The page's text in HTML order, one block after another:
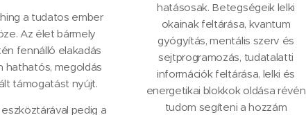
a tudatos ember
Az élet bármely
fennálló elakadás
hathatós, megoldás
támogatást nyújt.
eszköztárával pedig a
hatásosak. Betegségeik lelki
okainak feltárása, kvantum
gyógyítás, mentális szerv és
sejtprogramozás, tudatalatti
információk feltárása, lelki és
energetikai blokkok oldása révén
tudom segíteni a hozzám